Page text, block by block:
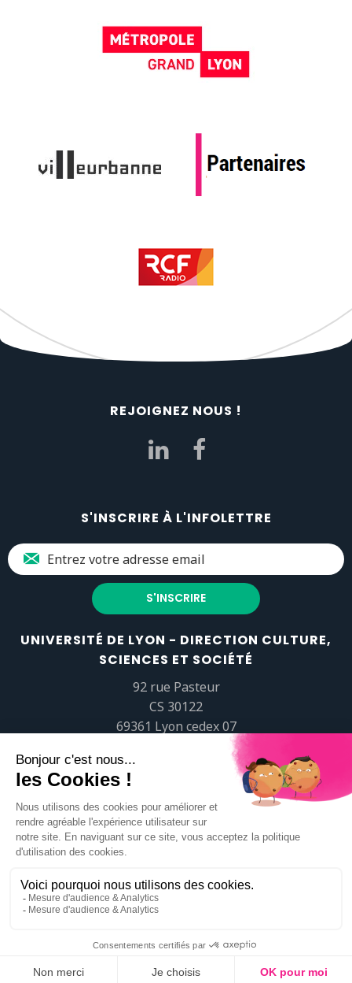
REJOIGNEZ NOUS !
S'INSCRIRE À L'INFOLETTRE
UNIVERSITÉ DE LYON - DIRECTION CULTURE,
SCIENCES ET SOCIÉTÉ
92 rue Pasteur
CS 30122
69361 Lyon cedex 07
popsciences@universite-lyon.fr
Tél.+33 (0)4 37 37 82 01
https://www.youtube.com/embed/Qm-prNOXepo